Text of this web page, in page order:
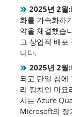
2025년 2월:
화를 가속화하
약을 체결했습
고 상업적 배포
니다.
2025년 2월:
되고 단일 칩에
리 장치인 마요
시는 Azure
Microsoft의 장